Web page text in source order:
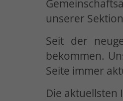
unserer
Seit der
bekommen.
Seite immer
Die